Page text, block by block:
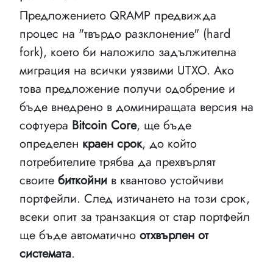
Предложението QRAMP предвижда
процес на "твърдо разклонение" (hard
fork), което би наложило задължителна
миграция на всички уязвими UTXO. Ако
това предложение получи одобрение и
бъде внедрено в доминиращата версия на
софтуера Bitcoin Core, ще бъде
определен краен срок, до който
потребителите трябва да прехвърлят
своите биткойни в квантово устойчиви
портфейли. След изтичането на този срок,
всеки опит за транзакция от стар портфейл
ще бъде автоматично отхвърлен от
системата.